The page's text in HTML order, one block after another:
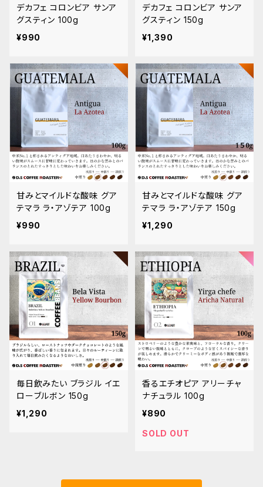
デカフェ コロンビア サンア
グスティン 100g
¥990
デカフェ コロンビア サンア
グスティン 150g
¥1,390
甘みとマイルドな酸味 グア
テマラ ラ・アゾテア 100g
¥990
甘みとマイルドな酸味 グア
テマラ ラ・アゾテア 150g
¥1,290
毎日飲みたい ブラジル イエ
ローブルボン 150g
¥1,290
香るエチオピア アリーチャ
ナチュラル 100g
¥890
SOLD OUT